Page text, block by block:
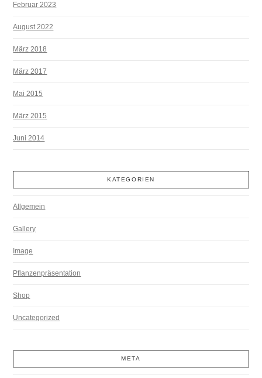
Februar 2023
August 2022
März 2018
März 2017
Mai 2015
März 2015
Juni 2014
KATEGORIEN
Allgemein
Gallery
Image
Pflanzenpräsentation
Shop
Uncategorized
META